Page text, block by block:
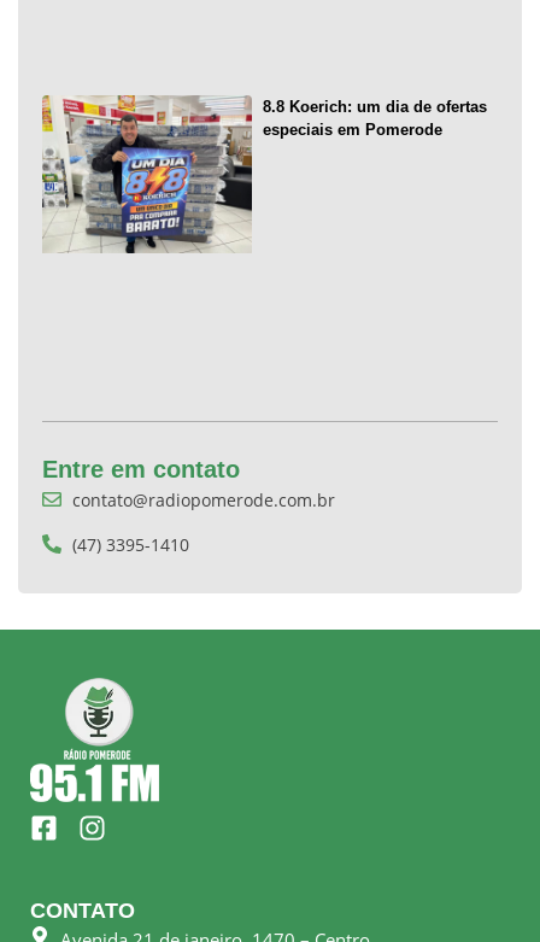
8.8 Koerich: um dia de ofertas
especiais em Pomerode
Entre em contato
contato@radiopomerode.com.br
(47) 3395-1410
F
a
e
b
I
n
t
a
CONTATO